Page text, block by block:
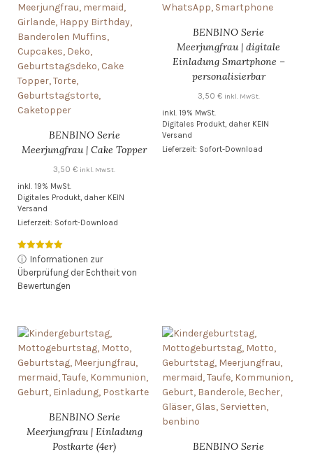
BENBINO Serie
Meerjungfrau | Cake Topper
3,50€ inkl. MwSt.
inkl. 19% MwSt.
Digitales Produkt, daher KEIN
Versand
Lieferzeit: Sofort-Download
Bewertet mit
5.00
von 5
ⓘ Informationen zur
Überprüfung der Echtheit von
Bewertungen
BENBINO Serie
Meerjungfrau | digitale
Einladung Smartphone –
personalisierbar
3,50 € inkl. MwSt.
inkl. 19% MwSt.
Digitales Produkt, daher KEIN
Versand
Lieferzeit: Sofort-Download
BENBINO Serie
Meerjungfrau | Einladung
Postkarte (4er)
BENBINO Serie